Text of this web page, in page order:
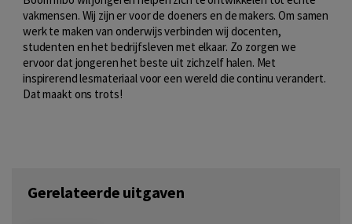
vakmensen. Wij zijn er voor de doeners en de makers. Om samen
werk te maken van onderwijs verbinden wij docenten,
studenten en het bedrijfsleven met elkaar. Zo zorgen we
ervoor dat jongeren het beste uit zichzelf halen. Met
inspirerend lesmateriaal voor een wereld die continu verandert.
Dat maakt ons trots!
Gerelateerde uitgaven